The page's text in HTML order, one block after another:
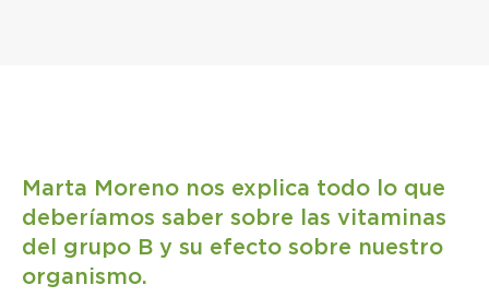
Marta Moreno nos explica todo lo que
deberíamos saber sobre las vitaminas
del grupo B y su efecto sobre nuestro
organismo.